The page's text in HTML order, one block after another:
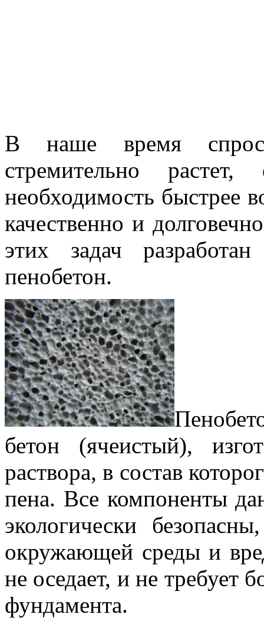
В наше время спрос
стремительно растет,
необходимость быстрее
качественно и
этих задач
пенобетон.
бетон (ячеистый),
раствора, в состав
пена. Все компоненты
экологически
окружающей среды и
не оседает, и не требует
фундамента.